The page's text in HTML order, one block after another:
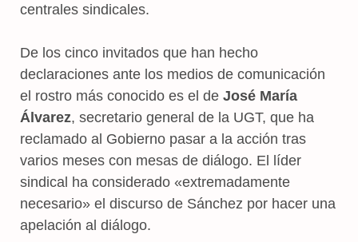
centrales sindicales.
De los cinco invitados que han hecho
declaraciones ante los medios de comunicación
el rostro más conocido es el de José María
Álvarez, secretario general de la UGT, que ha
reclamado al Gobierno pasar a la acción tras
varios meses con mesas de diálogo. El líder
sindical ha considerado «extremadamente
necesario» el discurso de Sánchez por hacer una
apelación al diálogo.